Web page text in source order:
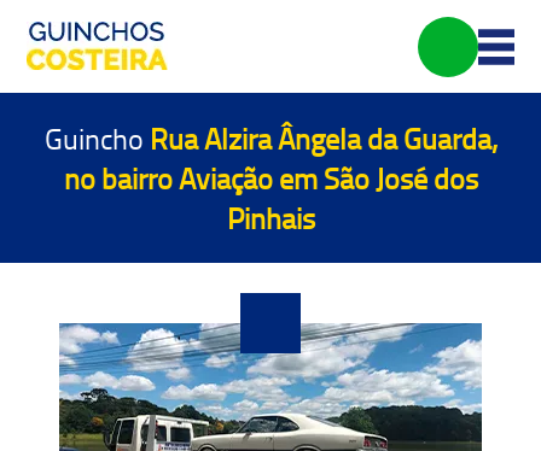
Guincho Rua Alzira Ângela da Guarda,
no bairro Aviação em São José dos
Pinhais